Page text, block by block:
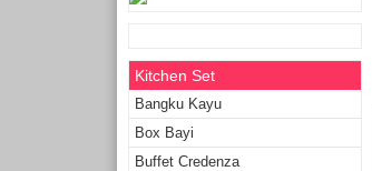
Kitchen Set
Bangku Kayu
Box Bayi
Buffet Credenza